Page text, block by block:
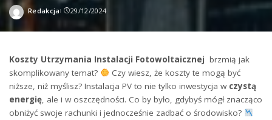
Wysłany
Redakcja 29/12/2024
Koszty ‌Utrzymania ‌Instalacji Fotowoltaicznej ⁣ brzmią jak
‌skomplikowany temat?
Czy wiesz, że koszty te mogą być
niższe, niż myślisz? Instalacja PV to ⁣nie tylko inwestycja w czystą
energię, ​ale i w‌ oszczędności. Co by ⁣było, gdybyś mógł znacząco
obniżyć swoje rachunki i jednocześnie zadbać o środowisko?